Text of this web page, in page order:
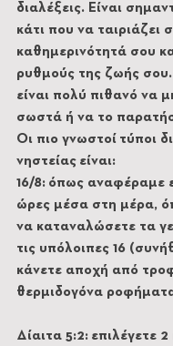
διαλέξεις. Είναι
κάτι που να ταιριάζει
καθημερινότητά σου
ρυθμούς της ζωής
είναι πολύ πιθανό να
σωστά ή να το
Οι πιο γνωστοί τύποι
νηστείας είναι:
16/8: όπως αναφέραμε
ώρες μέσα στη μέρα,
να καταναλώσετε τα
τις υπόλοιπες 16
κάνετε αποχή από
θερμιδογόνα
Δίαιτα 5:2: επιλέγετε